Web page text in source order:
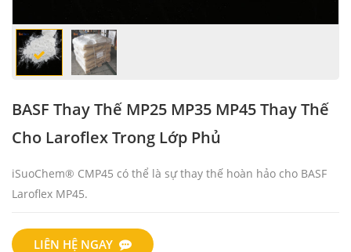
BASF Thay Thế MP25 MP35 MP45 Thay Thế
Cho Laroflex Trong Lớp Phủ
iSuoChem® CMP45 có thể là sự thay thế hoàn hảo cho BASF
Laroflex MP45.
LIÊN HỆ NGAY